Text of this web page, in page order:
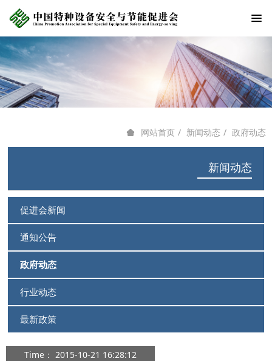
新闻动态
促进会新闻
通知公告
政府动态
行业动态
最新政策
网站首页 新闻动态 政府动态
Time： 2015-10-21 16:28:12